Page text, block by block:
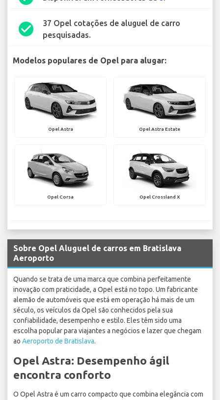
check_circle
37 Opel cotações de aluguel de carro
pesquisadas.
Modelos populares de Opel para alugar:
Opel Astra Opel Astra Estate
Opel Corsa Opel Crossland X
Sobre Opel Aluguel de carros em Bratislava
Aeroporto
Quando se trata de uma marca que combina perfeitamente
inovação com praticidade, a Opel está no topo. Um fabricante
alemão de automóveis que está em operação há mais de um
século, os veículos da Opel são conhecidos pela sua
confiabilidade, desempenho e estilo. Eles têm sido uma
escolha popular para viajantes a negócios e lazer que chegam
ao Aeroporto de Bratislava.
Opel Astra: Desempenho ágil
encontra conforto
O Opel Astra é um carro compacto que combina elegância com